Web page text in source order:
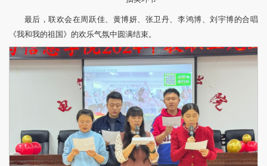
最后，联欢会在周跃佳、黄博妍、张卫丹、李鸿博、刘宇博的合唱
《我和我的祖国》的欢乐气氛中圆满结束。